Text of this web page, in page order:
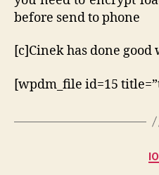
before send to phone
[c]Cinek has done good
[wpdm_file id=15